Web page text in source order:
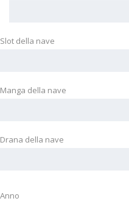
Slot della nave
Manga della nave
Drana della nave
Anno